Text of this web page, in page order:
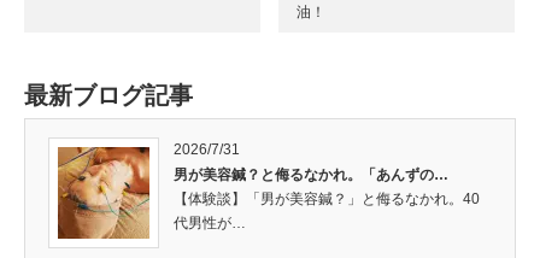
油！
最新ブログ記事
2026/7/31
男が美容鍼？と侮るなかれ。「あんずの…
【体験談】「男が美容鍼？」と侮るなかれ。40
代男性が…